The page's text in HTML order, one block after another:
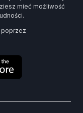
mieć możliwość